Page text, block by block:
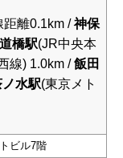
距離0.1km /神保
橋駅(JR中央本
線) 1.0km /飯田
水駅(東京メト
ビル7階